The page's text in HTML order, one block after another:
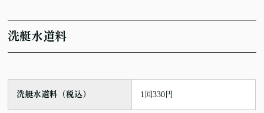
洗艇水道料
洗艇水道料（税込） 1回330円